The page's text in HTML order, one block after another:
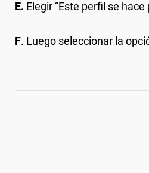
E. Elegir “Este perfil se
F. Luego seleccionar la